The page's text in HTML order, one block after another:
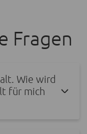
Fragen
Wie wird
für mich